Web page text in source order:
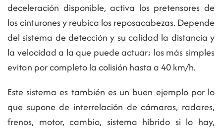
deceleración disponible, activa los pretensores de
los cinturones y reubica los reposacabezas. Depende
del sistema de detección y su calidad la distancia y
la velocidad a la que puede actuar; los más simples
evitan por completo la colisión hasta a 40 km/h.
Este sistema es también es un buen ejemplo por lo
que supone de interrelación de cámaras, radares,
frenos, motor, cambio, sistema híbrido si lo hay,